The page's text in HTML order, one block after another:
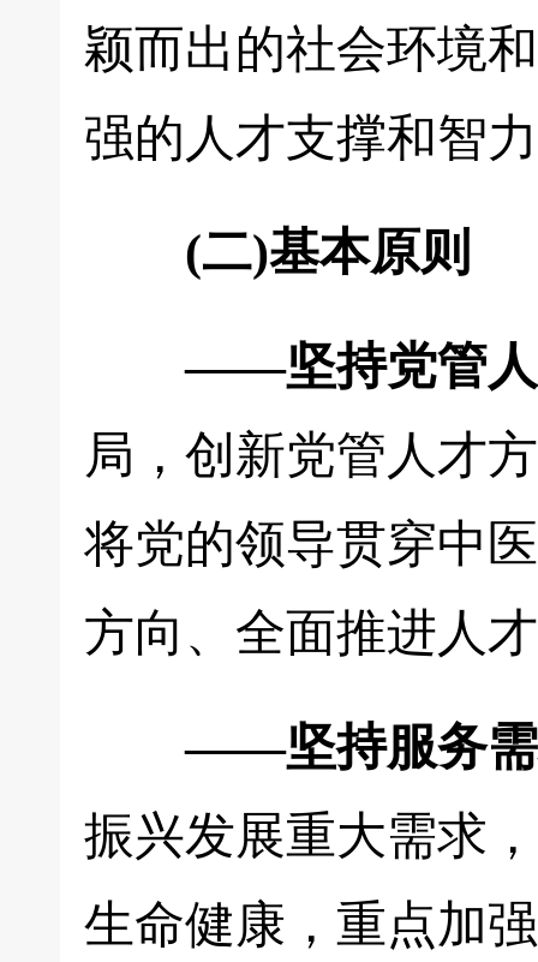
颖而出的社会环境
强的人才支撑和智
(二)基本原则
——坚持党管
局，创新党管人才
将党的领导贯穿中
方向、全面推进人
——坚持服务
振兴发展重大需求
生命健康，重点加